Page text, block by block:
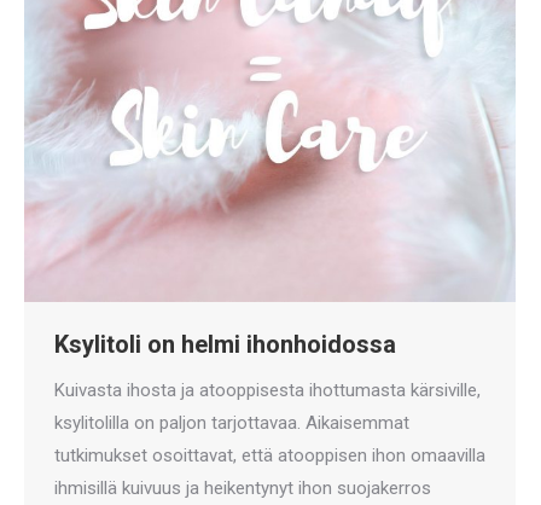
Ksylitoli on helmi ihonhoidossa
Kuivasta ihosta ja atooppisesta ihottumasta kärsiville,
ksylitolilla on paljon tarjottavaa. Aikaisemmat
tutkimukset osoittavat, että atooppisen ihon omaavilla
ihmisillä kuivuus ja heikentynyt ihon suojakerros